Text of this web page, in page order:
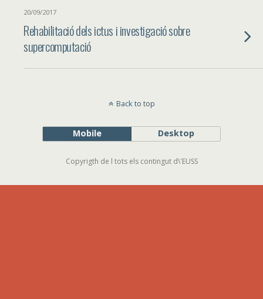
20/09/2017
Rehabilitació dels ictus i investigació sobre
supercomputació
Back to top
Mobile Desktop
Copyrigth de l tots els contingut d\'EUSS